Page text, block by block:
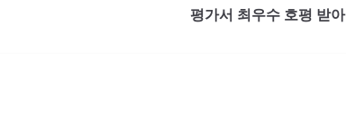
평가서 최우수 호평 받아